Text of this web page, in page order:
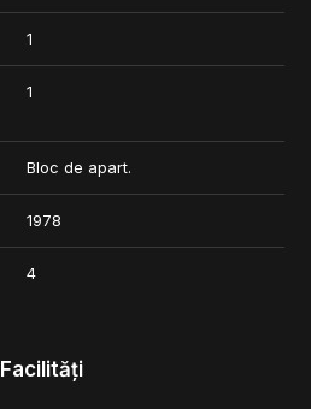
1
1
Bloc de apart.
1978
4
Facilități